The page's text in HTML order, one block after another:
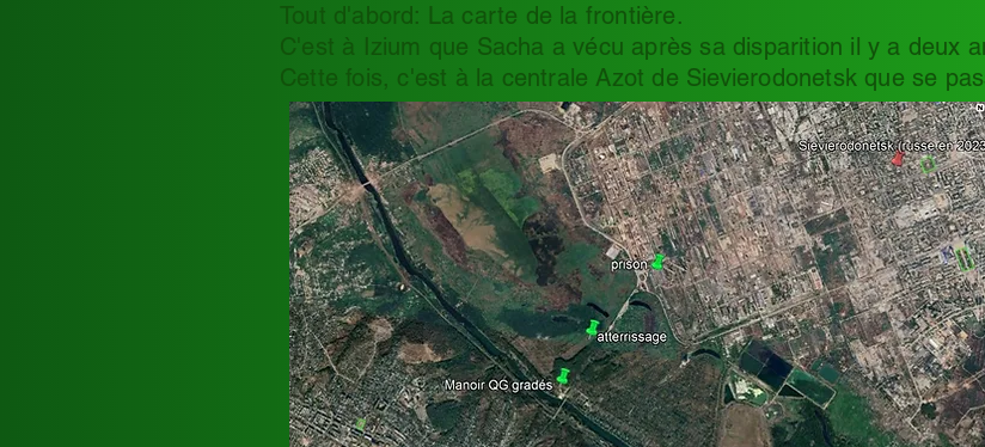
Tout d'abord: La carte de la frontière.
C'est à Izium que Sacha a vécu après sa disparition il y a deux
Cette fois, c'est à la centrale Azot de Sievierodonetsk que se